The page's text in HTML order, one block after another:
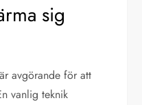
sig
avgörande för att
vanlig teknik